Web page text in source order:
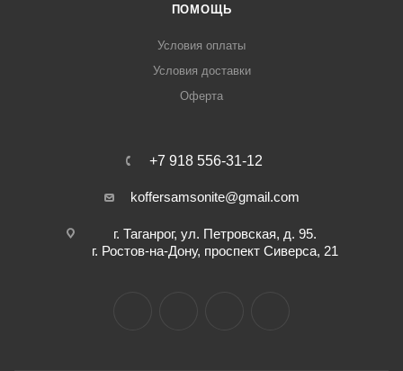
ПОМОЩЬ
Условия оплаты
Условия доставки
Оферта
+7 918 556-31-12
koffersamsonite@gmail.com
г. Таганрог, ул. Петровская, д. 95.
г. Ростов-на-Дону, проспект Сиверса, 21